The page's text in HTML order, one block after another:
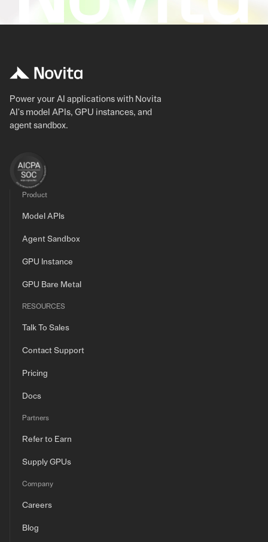
Power your AI applications with Novita
AI's model APIs, GPU instances, and
agent sandbox.
Product
Model APIs
Agent Sandbox
GPU Instance
GPU Bare Metal
RESOURCES
Talk To Sales
Contact Support
Pricing
Docs
Partners
Refer to Earn
Supply GPUs
Company
Careers
Blog